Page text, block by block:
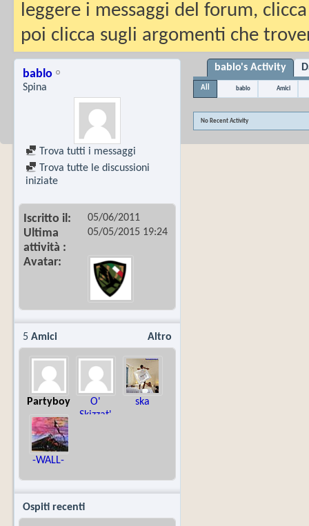
leggere i messaggi del forum,
poi clicca sugli argomenti che
bablo
Spina
Trova tutti i messaggi
Trova tutte le discussioni
iniziate
Iscritto il 05/06/2011
Ultima
attività
05/05/2015 19:24
Avatar
Altro
5 Amici
Partyboy
O'
Skizzat'
ska
-WALL-
Ospiti recenti
bablo's Activity
All bablo Amici
No Recent Activity